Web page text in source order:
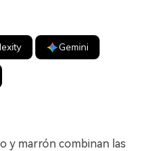
Gemini
y marrón combinan las